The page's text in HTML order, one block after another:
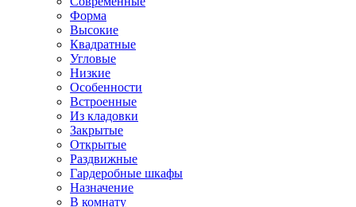
Форма
Высокие
Квадратные
Угловые
Низкие
Особенности
Встроенные
Из кладовки
Закрытые
Открытые
Раздвижные
Гардеробные шкафы
Назначение
В комнату